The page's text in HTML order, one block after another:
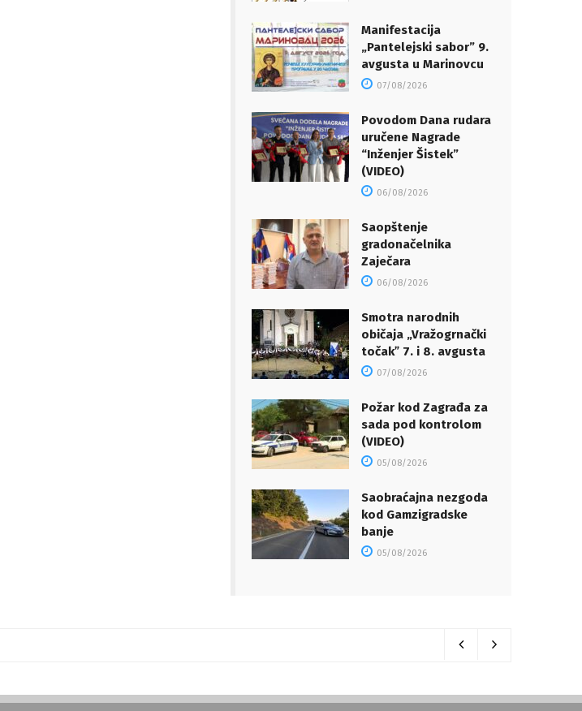
Manifestacija
„Pantelejski sabor” 9.
avgusta u Marinovcu
07/08/2026
Povodom Dana rudara
uručene Nagrade
“Inženjer Šistek”
(VIDEO)
06/08/2026
Saopštenje
gradonačelnika
Zaječara
06/08/2026
Smotra narodnih
običaja „Vražogrnački
točakˮ 7. i 8. avgusta
07/08/2026
Požar kod Zagrađa za
sada pod kontrolom
(VIDEO)
05/08/2026
Saobraćajna nezgoda
kod Gamzigradske
banje
05/08/2026